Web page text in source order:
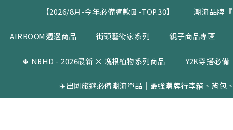
【2026/8月-今年必備褲款👖-TOP.30】 潮流品牌『
AIRROOM週邊商品 街頭藝術家系列 親子商品專區
🌵 NBHD - 2026最新 × 塊根植物系列商品 Y2K穿搭必備
✈️出國旅遊必備潮流單品｜最強潮牌行李箱、背包